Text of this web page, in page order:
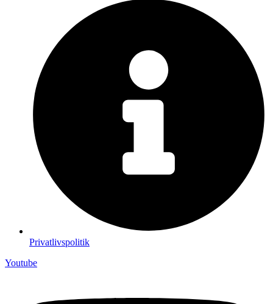
Privatlivspolitik
Youtube